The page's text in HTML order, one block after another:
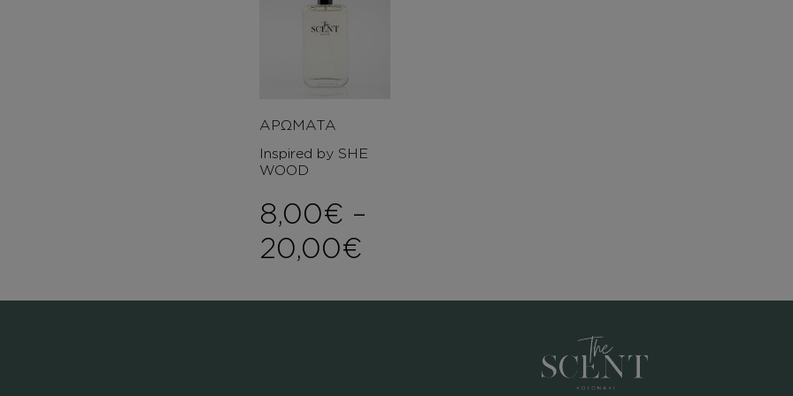
ΑΡΩΜΑΤΑ
Inspired by SHE
WOOD
8,00€ –
20,00€Price range: 8,00€ through